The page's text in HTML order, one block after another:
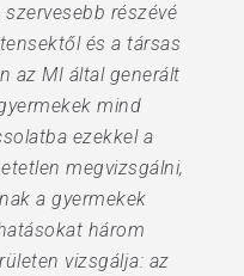
részévé
és a társas
az MI által generált
mind
ezekkel a
megvizsgálni,
a gyermekek
három
vizsgálja: az